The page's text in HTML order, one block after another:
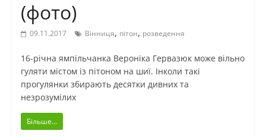
(фото)
09.11.2017 Вінниця, пітон, розведення
16-річна ямпільчанка Вероніка Гервазюк може вільно
гуляти містом із пітоном на шиї. Інколи такі
прогулянки збирають десятки дивних та
незрозумілих
Більше...